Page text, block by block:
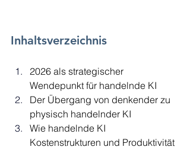
Inhaltsverzeichnis
2026 als strategischer
Wendepunkt für handelnde KI
Der Übergang von denkender zu
physisch handelnder KI
Wie handelnde KI
Kostenstrukturen und Produktivität